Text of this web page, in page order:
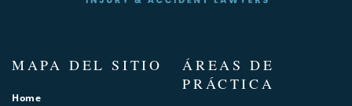
MAPA DEL SITIO
Home
ÁREAS DE
PRÁCTICA